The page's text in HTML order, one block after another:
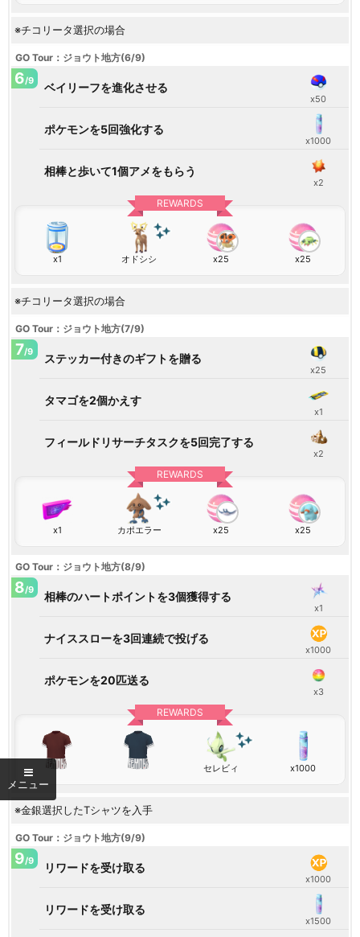
※チコリータ選択の場合
GO Tour：ジョウト地方(6/9)
6/9 ベイリーフを進化させる
x50
ポケモンを5回強化する
x1000
相棒と歩いて1個アメをもらう
x2
REWARDS
x1 オドシシ x25 x25
※チコリータ選択の場合
GO Tour：ジョウト地方(7/9)
7/9 ステッカー付きのギフトを贈る
x25
タマゴを2個かえす
x1
フィールドリサーチタスクを5回完了する
x2
REWARDS
x1 カポエラー x25 x25
GO Tour：ジョウト地方(8/9)
8/9 相棒のハートポイントを3個獲得する
x1
ナイススローを3回連続で投げる
x1000
ポケモンを20匹送る
x3
REWARDS
セレビィ x1000
※金銀選択したTシャツを入手
GO Tour：ジョウト地方(9/9)
9/9 リワードを受け取る
x1000
リワードを受け取る
x1500